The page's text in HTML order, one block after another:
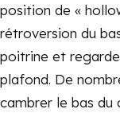
position de «
rétroversion du
poitrine et
plafond. De
cambrer le bas du